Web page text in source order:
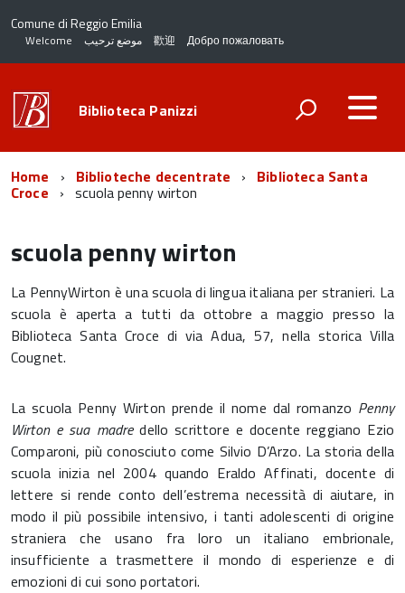
Comune di Reggio Emilia
Welcome موضع ترحيب 歡迎 Добро пожаловать
Biblioteca Panizzi
Home Biblioteche decentrate Biblioteca Santa
Croce scuola penny wirton
scuola penny wirton
La PennyWirton è una scuola di lingua italiana per stranieri. La
scuola è aperta a tutti da ottobre a maggio presso la
Biblioteca Santa Croce di via Adua, 57, nella storica Villa
Cougnet.
La scuola Penny Wirton prende il nome dal romanzo Penny
Wirton e sua madredello scrittore e docente reggiano Ezio
Comparoni, più conosciuto come Silvio D’Arzo. La storia della
scuola inizia nel 2004 quando Eraldo Affinati, docente di
lettere si rende conto dell’estrema necessità di aiutare, in
modo il più possibile intensivo, i tanti adolescenti di origine
straniera che usano fra loro un italiano embrionale,
insufficiente a trasmettere il mondo di esperienze e di
emozioni di cui sono portatori.